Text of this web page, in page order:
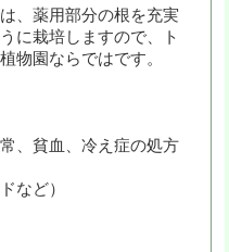
、薬用部分の根を充実
に栽培しますので、ト
物園ならではです。
、貧血、冷え症の処方
など）